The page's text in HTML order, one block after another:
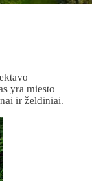
yra miesto
ir želdiniai.